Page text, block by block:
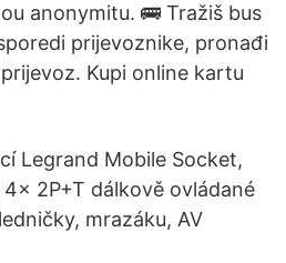
anonymitu. 🚌 Tražiš bus
prijevoznike, pronađi
Kupi online kartu
Legrand Mobile Socket,
2P+T dálkově ovládané
mrazáku, AV